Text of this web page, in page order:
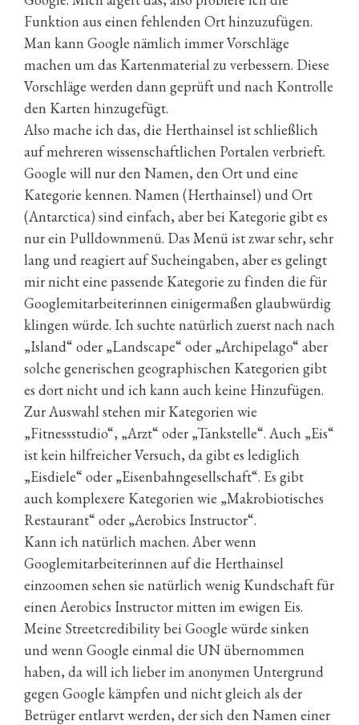
Funktion aus einen fehlenden Ort hinzuzufügen.
Man kann Google nämlich immer Vorschläge
machen um das Kartenmaterial zu verbessern. Diese
Vorschläge werden dann geprüft und nach Kontrolle
den Karten hinzugefügt.
Also mache ich das, die Herthainsel ist schließlich
auf mehreren wissenschaftlichen Portalen verbrieft.
Google will nur den Namen, den Ort und eine
Kategorie kennen. Namen (Herthainsel) und Ort
(Antarctica) sind einfach, aber bei Kategorie gibt es
nur ein Pulldownmenü. Das Menü ist zwar sehr, sehr
lang und reagiert auf Sucheingaben, aber es gelingt
mir nicht eine passende Kategorie zu finden die für
Googlemitarbeiterinnen einigermaßen glaubwürdig
klingen würde. Ich suchte natürlich zuerst nach nach
„Island“ oder „Landscape“ oder „Archipelago“ aber
solche generischen geographischen Kategorien gibt
es dort nicht und ich kann auch keine Hinzufügen.
Zur Auswahl stehen mir Kategorien wie
„Fitnessstudio“, „Arzt“ oder „Tankstelle“. Auch „Eis“
ist kein hilfreicher Versuch, da gibt es lediglich
„Eisdiele“ oder „Eisenbahngesellschaft“. Es gibt
auch komplexere Kategorien wie „Makrobiotisches
Restaurant“ oder „Aerobics Instructor“.
Kann ich natürlich machen. Aber wenn
Googlemitarbeiterinnen auf die Herthainsel
einzoomen sehen sie natürlich wenig Kundschaft für
einen Aerobics Instructor mitten im ewigen Eis.
Meine Streetcredibility bei Google würde sinken
und wenn Google einmal die UN übernommen
haben, da will ich lieber im anonymen Untergrund
gegen Google kämpfen und nicht gleich als der
Betrüger entlarvt werden, der sich den Namen einer